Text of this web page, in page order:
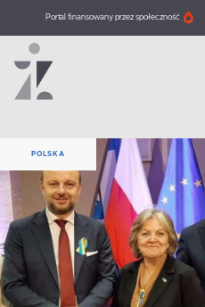
Portal finansowany przez społeczność
POLSKA